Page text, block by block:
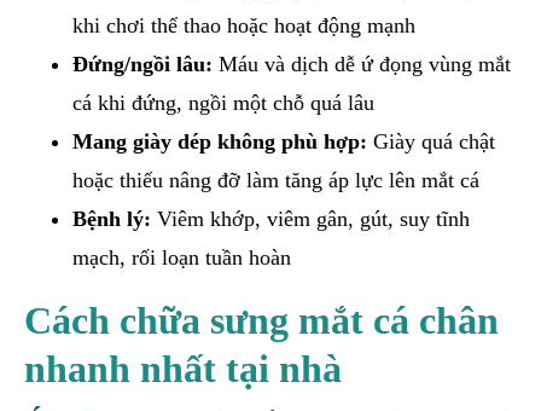
khi chơi thể thao hoặc hoạt động mạnh
Đứng/ngồi lâu: Máu và dịch dễ ứ đọng vùng mắt
cá khi đứng, ngồi một chỗ quá lâu
Mang giày dép không phù hợp: Giày quá chật
hoặc thiếu nâng đỡ làm tăng áp lực lên mắt cá
Bệnh lý: Viêm khớp, viêm gân, gút, suy tĩnh
mạch, rối loạn tuần hoàn
Cách chữa sưng mắt cá chân
nhanh nhất tại nhà